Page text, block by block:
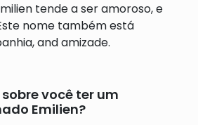
tende a ser amoroso, e
nome também está
and amizade.
você ter um
Emilien?